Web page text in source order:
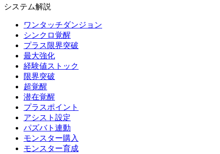
システム解説
ワンタッチダンジョン
シンクロ覚醒
プラス限界突破
最大強化
経験値ストック
限界突破
超覚醒
潜在覚醒
プラスポイント
アシスト設定
パズバト連動
モンスター購入
モンスター育成